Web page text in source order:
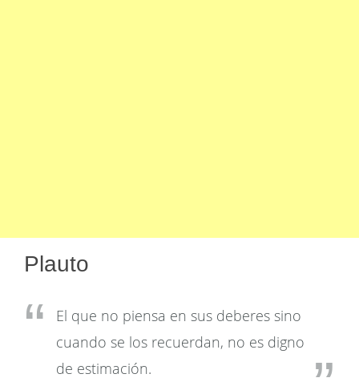
Plauto
El que no piensa en sus deberes sino
cuando se los recuerdan, no es digno
de estimación.